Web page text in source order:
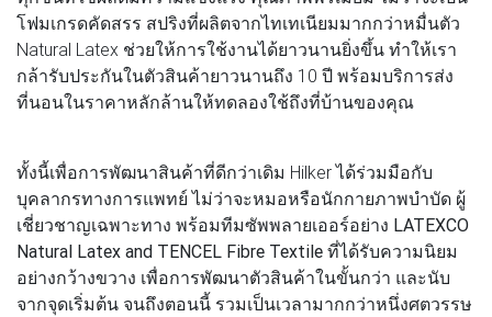
โฟมเกรดคัดสรร สปริงที่ผลิตจากไทเทเนียมมากกว่าหมื่นตัว
Natural Latex ช่วยให้การใช้งานได้ยาวนานยิ่งขึ้น ทำให้เรา
กล้ารับประกันในตัวสินค้ายาวนานถึง 10 ปี พร้อมบริการส่ง
ที่นอนในราคาหลักล้านให้ทดลองใช้ถึงที่บ้านของคุณ
ทั้งนี้เพื่อการพัฒนาสินค้าที่ดีกว่าเดิม Hilker ได้ร่วมมือกับ
บุคลากรทางการแพทย์ ไม่ว่าจะหมอหรือนักกายภาพบำบัด ผู้
เชี่ยวชาญเฉพาะทาง พร้อมทีมซัพพลายเออร์อย่าง LATEXCO
Natural Latex and TENCEL Fibre Textile ที่ได้รับความนิยม
อย่างกว้างขวาง เพื่อการพัฒนาตัวสินค้าในขั้นกว่า และนับ
จากจุดเริ่มต้น จนถึงตอนนี้ รวมเป็นเวลามากกว่าหนึ่งศตวรรษ